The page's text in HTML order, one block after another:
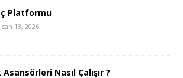
Platformu
13, 2026
Asansörleri Nasıl Çalışır ?